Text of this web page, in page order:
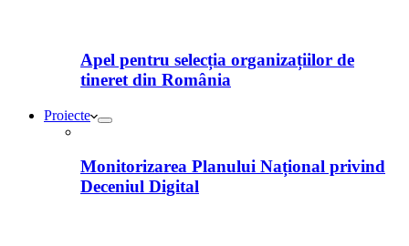
Apel pentru selecția organizațiilor de
tineret din România
Proiecte
Monitorizarea Planului Național privind
Deceniul Digital